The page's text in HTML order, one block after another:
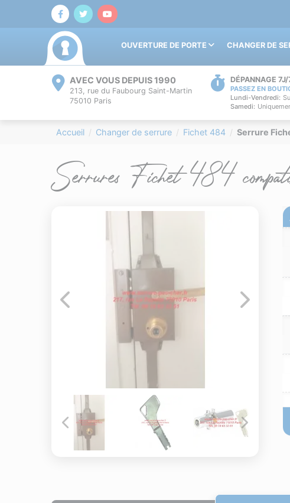
OUVERTURE DE PORTE CHANGER DE
AVEC VOUS DEPUIS 1990
213, rue du Faubourg Saint-Martin
75010 Paris
DÉPANNAGE
PASSEZ EN
Lundi-Vendredi:
Samedi:
Accueil Changer de serrure Fichet 484 Serrure
Serrures Fichet 484